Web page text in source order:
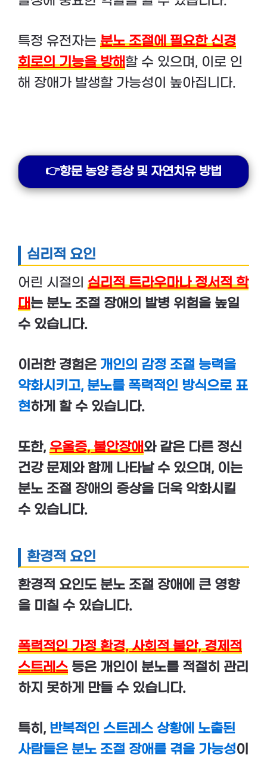
특정 유전자는 분노 조절에 필요한 신경
회로의 기능을 방해할 수 있으며, 이로 인
해 장애가 발생할 가능성이 높아집니다.
👉항문 농양 증상 및 자연치유 방법
심리적 요인
어린 시절의 심리적 트라우마나정서적 학
대는 분노 조절 장애의 발병 위험을 높일
수 있습니다.
이러한 경험은 개인의 감정 조절 능력을
약화시키고, 분노를 폭력적인 방식으로 표
현하게 할 수 있습니다.
또한, 우울증, 불안장애와 같은 다른 정신
건강 문제와 함께 나타날 수 있으며, 이는
분노 조절 장애의 증상을 더욱 악화시킬
수 있습니다.
환경적 요인
환경적 요인도 분노 조절 장애에 큰 영향
을 미칠 수 있습니다.
폭력적인 가정 환경, 사회적 불안, 경제적
스트레스 등은 개인이 분노를 적절히 관리
하지 못하게 만들 수 있습니다.
특히, 반복적인 스트레스 상황에 노출된
사람들은 분노 조절 장애를 겪을 가능성이